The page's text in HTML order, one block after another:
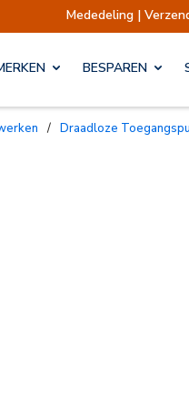
Verzendingen opgeschort
BESPAREN
/ Draadloze